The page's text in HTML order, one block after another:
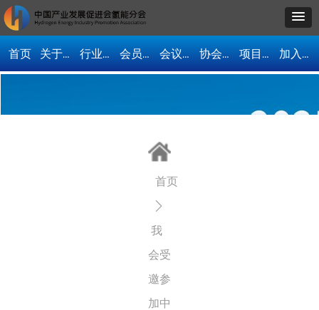
首页 关于我们 行业资讯 会员单位 会议活动 协会动态 项目合作 加入协会
首页
ꄲ
我
会受
邀参
加中